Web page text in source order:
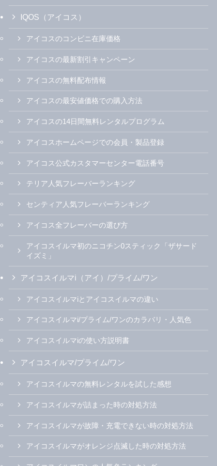
IQOS（アイコス）
アイコスのコンビニ在庫価格
アイコスの最新割引キャンペーン
アイコスの無料配布情報
アイコスの最安値価格での購入方法
アイコスの14日間無料レンタルプログラム
アイコスホームページでの会員・製品登録
アイコス公式カスタマーセンター電話番号
テリア人気フレーバーランキング
センティア人気フレーバーランキング
アイコス全フレーバーの選び方
アイコスイルマ初のニコチン0スティック「ザサード
イズミ」
アイコスイルマi（アイ）/プライム/ワン
アイコスイルマiとアイコスイルマの違い
アイコスイルマi/プライム/ワンのカラバリ・人気色
アイコスイルマiの使い方説明書
アイコスイルマ/プライム/ワン
アイコスイルマの無料レンタルを試した感想
アイコスイルマが詰まった時の対処方法
アイコスイルマが故障・充電できない時の対処方法
アイコスイルマがオレンジ点滅した時の対処方法